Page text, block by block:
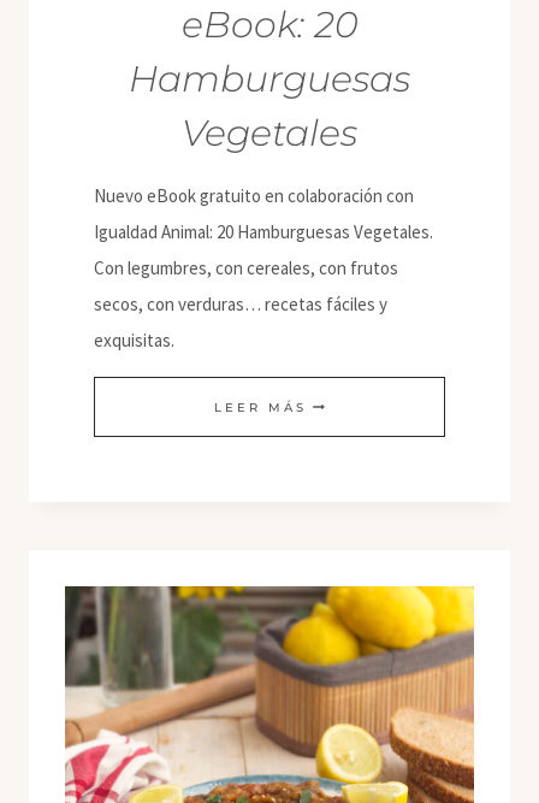
eBook: 20
Hamburguesas
Vegetales
Nuevo eBook gratuito en colaboración con
Igualdad Animal: 20 Hamburguesas Vegetales.
Con legumbres, con cereales, con frutos
secos, con verduras… recetas fáciles y
exquisitas.
LEER MÁS EBOOK:
20